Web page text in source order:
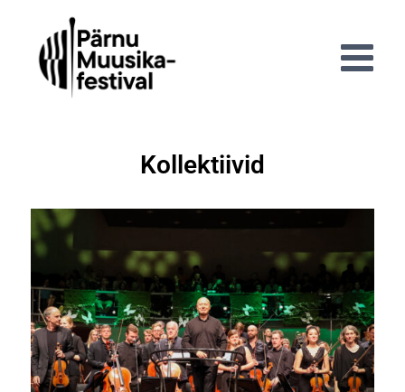
Kollektiivid